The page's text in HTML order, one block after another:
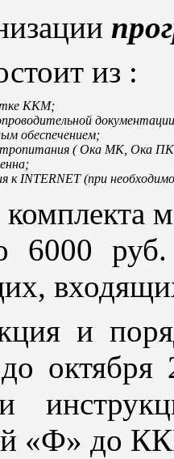
из :
ККМ
к INTERNET (при
6000 руб.
и
«Ф» до